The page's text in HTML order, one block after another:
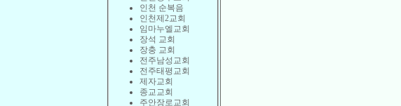
인천 순복음
인천제2교회
임마누엘교회
장석 교회
장충 교회
전주남성교회
전주태평교회
제자교회
종교교회
주안장로교회